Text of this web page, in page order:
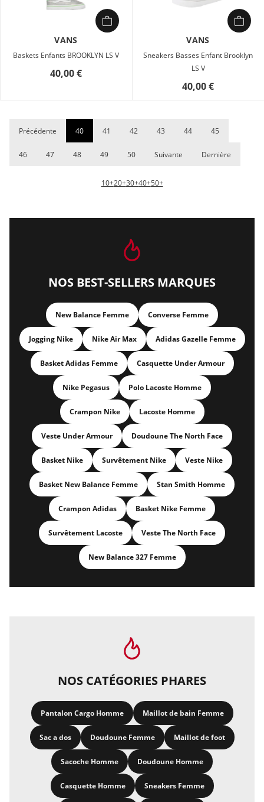
VANS
Baskets Enfants BROOKLYN LS V
40,00 €
VANS
Sneakers Basses Enfant Brooklyn
LS V
40,00 €
Précédente 40 41 42 43 44 45
46 47 48 49 50 Suivante Dernière
10+20+30+40+50+
NOS BEST-SELLERS MARQUES
New Balance Femme Converse Femme
Jogging Nike Nike Air Max Adidas Gazelle Femme
Basket Adidas Femme Casquette Under Armour
Nike Pegasus Polo Lacoste Homme
Crampon Nike Lacoste Homme
Veste Under Armour Doudoune The North Face
Basket Nike Survêtement Nike Veste Nike
Basket New Balance Femme Stan Smith Homme
Crampon Adidas Basket Nike Femme
Survêtement Lacoste Veste The North Face
New Balance 327 Femme
NOS CATÉGORIES PHARES
Pantalon Cargo Homme Maillot de bain Femme
Sac a dos Doudoune Femme Maillot de foot
Sacoche Homme Doudoune Homme
Casquette Homme Sneakers Femme